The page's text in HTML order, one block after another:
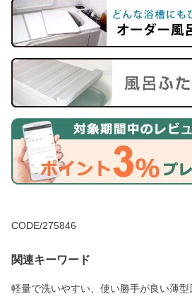
CODE/275846
関連キーワード
軽量で洗いやすい、使い勝手が良い薄型